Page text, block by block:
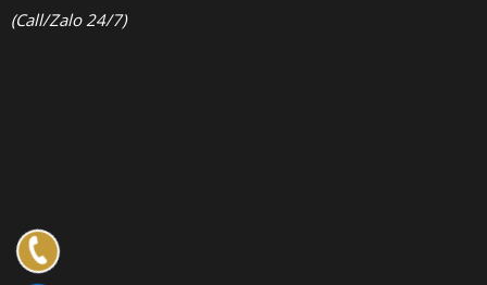
(Call/Zalo 24/7)